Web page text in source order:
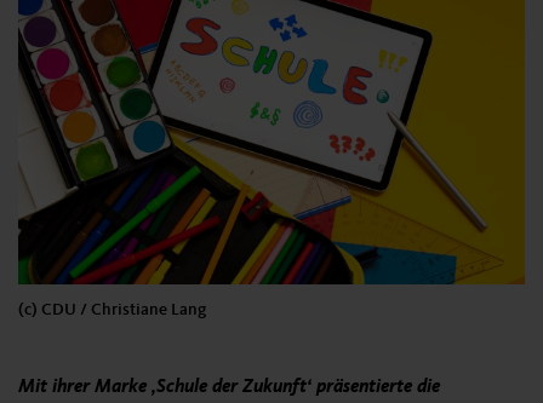
(c) CDU / Christiane Lang
Mit ihrer Marke ‚Schule der Zukunft‘ präsentierte die